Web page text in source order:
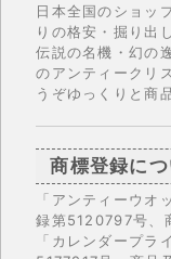
日本全国のショッ
りの格安・掘り出
伝説の名機・幻の
のアンティークリ
うぞゆっくりと商
商標登録につ
「アンティーウオ
録第5120797号、
「カレンダープラ